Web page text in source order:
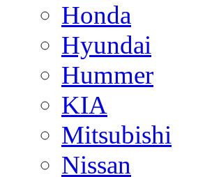
Honda
Hyundai
Hummer
KIA
Mitsubishi
Nissan